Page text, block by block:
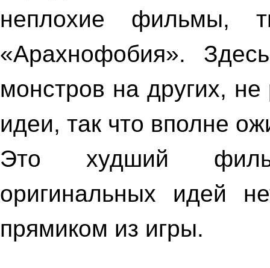
неплохие фильмы,
«Арахнофобия».
монстров на других,
идеи, так что вполне
Это худший
оригинальных идей
прямиком из игры.